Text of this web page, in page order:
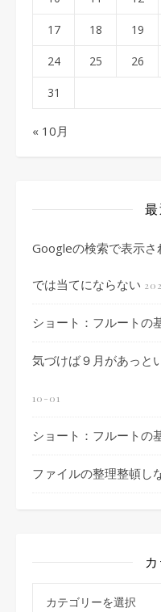
17 18 19
24 25 26
31
« 10月
Googleの検索で表示
では当てにならない
ショート：フルート
気づけば９月があっと
10-01
ショート：フルートの
ファイルの整理整頓し